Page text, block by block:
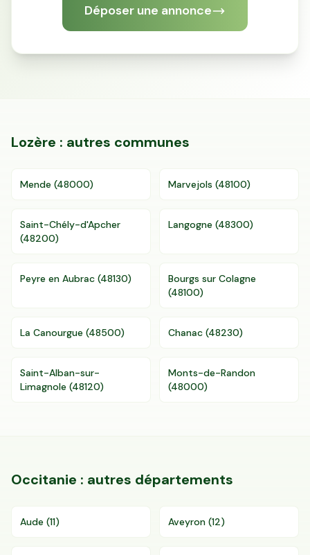
Déposer une annonce
Lozère : autres communes
Mende (48000) Marvejols (48100)
Saint-Chély-d'Apcher
(48200)
Langogne (48300)
Peyre en Aubrac (48130)
Bourgs sur Colagne
(48100)
La Canourgue (48500) Chanac (48230)
Saint-Alban-sur-
Limagnole (48120)
Monts-de-Randon
(48000)
Occitanie : autres départements
Aude (11) Aveyron (12)
Accès gratuit illimité
Donnees de valeurs foncières officielles